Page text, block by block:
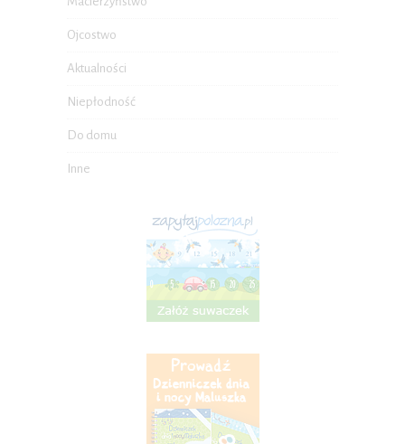
Ojcostwo
Aktualności
Niepłodność
Do domu
Inne